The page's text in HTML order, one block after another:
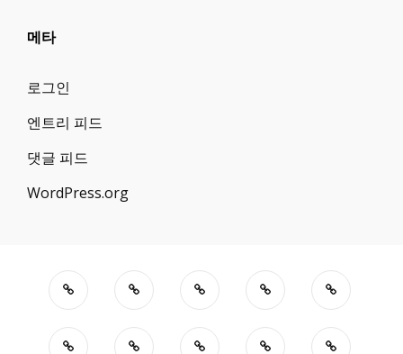
메타
로그인
엔트리 피드
댓글 피드
WordPress.org